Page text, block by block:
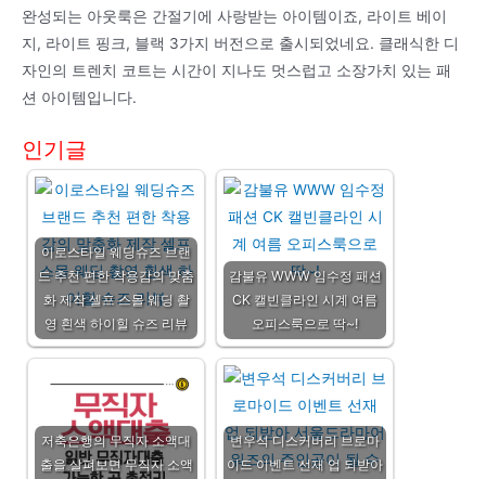
완성되는 아웃룩은 간절기에 사랑받는 아이템이죠, 라이트 베이
지, 라이트 핑크, 블랙 3가지 버전으로 출시되었네요. 클래식한 디
자인의 트렌치 코트는 시간이 지나도 멋스럽고 소장가치 있는 패
션 아이템입니다.
인기글
이로스타일 웨딩슈즈 브랜
드 추천 편한 착용감의 맞춤
화 제작 셀프 스몰 웨딩 촬
영 흰색 하이힐 슈즈 리뷰
감불유 WWW 임수정 패션
CK 캘빈클라인 시계 여름
오피스룩으로 딱~!
저축은행의 무직자 소액대
출을 살펴보면 무직자 소액
변우석 디스커버리 브로마
이드 이벤트 선재 업 되받아